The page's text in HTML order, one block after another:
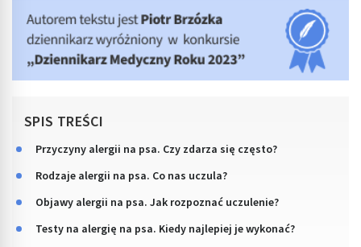
SPIS TREŚCI
Przyczyny alergii na psa. Czy zdarza się często?
Rodzaje alergii na psa. Co nas uczula?
Objawy alergii na psa. Jak rozpoznać uczulenie?
Testy na alergię na psa. Kiedy najlepiej je wykonać?